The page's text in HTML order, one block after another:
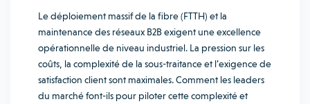
Le déploiement massif de la fibre (FTTH) et la
maintenance des réseaux B2B exigent une excellence
opérationnelle de niveau industriel. La pression sur les
coûts, la complexité de la sous-traitance et l’exigence de
satisfaction client sont maximales. Comment les leaders
du marché font-ils pour piloter cette complexité et